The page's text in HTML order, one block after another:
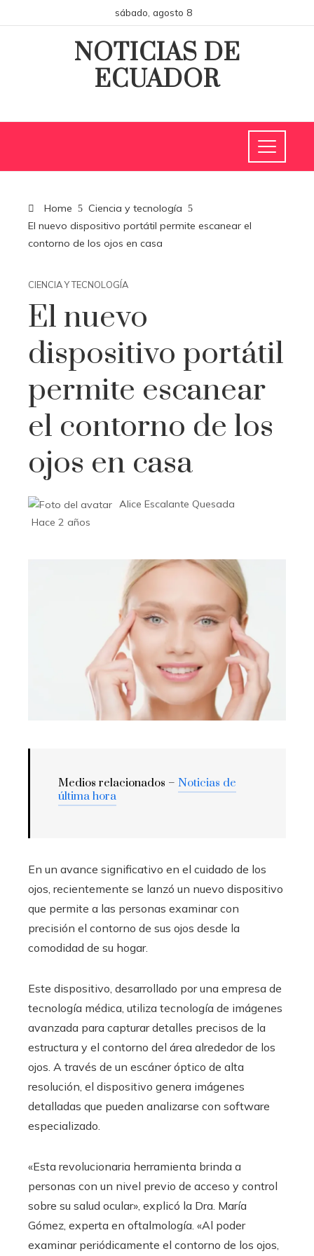
sábado, agosto 8
NOTICIAS DE
ECUADOR
Home
Ciencia y tecnología
El nuevo dispositivo portátil permite escanear el
contorno de los ojos en casa
CIENCIA Y TECNOLOGÍA
El nuevo
dispositivo portátil
permite escanear
el contorno de los
ojos en casa
Alice Escalante Quesada
Hace 2 años
Medios relacionados – Noticias de
última hora
En un avance significativo en el cuidado de los
ojos, recientemente se lanzó un nuevo dispositivo
que permite a las personas examinar con
precisión el contorno de sus ojos desde la
comodidad de su hogar.
Este dispositivo, desarrollado por una empresa de
tecnología médica, utiliza tecnología de imágenes
avanzada para capturar detalles precisos de la
estructura y el contorno del área alrededor de los
ojos. A través de un escáner óptico de alta
resolución, el dispositivo genera imágenes
detalladas que pueden analizarse con software
especializado.
«Esta revolucionaria herramienta brinda a
personas con un nivel previo de acceso y control
sobre su salud ocular», explicó la Dra. María
Gómez, experta en oftalmología. «Al poder
examinar periódicamente el contorno de los ojos,